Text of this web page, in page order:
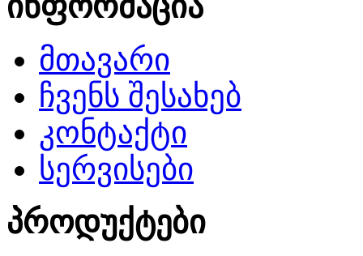
მთავარი
ჩვენს შესახებ
კონტაქტი
სერვისები
პროდუქტები